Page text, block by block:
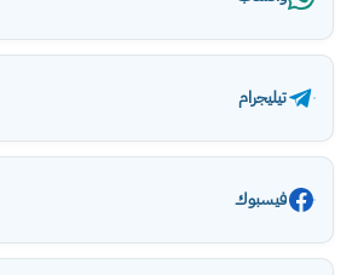
تيليجرام
فيسبوك